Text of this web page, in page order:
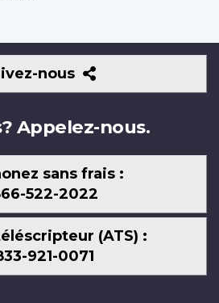
nous
Suivez-
nous
Appelez-nous.
sans frais :
522-2022
(ATS) :
921-0071